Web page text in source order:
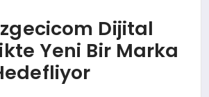
Dijital
Yeni Bir Marka